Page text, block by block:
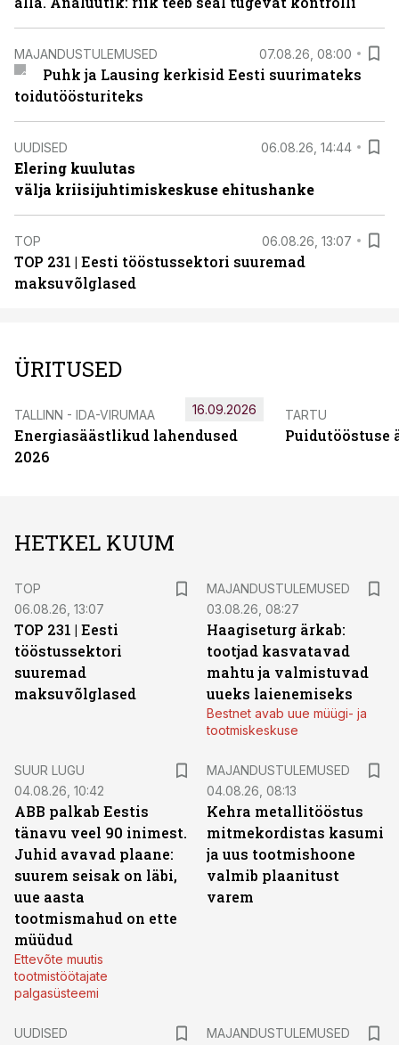
MAJANDUSTULEMUSED 07.08.26, 08:00
Puhk ja Lausing kerkisid Eesti suurimateks
toidutöösturiteks
UUDISED 06.08.26, 14:44
Elering kuulutas
välja kriisijuhtimiskeskuse ehitushanke
TOP 06.08.26, 13:07
TOP 231 | Eesti tööstussektori suuremad
maksuvõlglased
ÜRITUSED
TALLINN - IDA-VIRUMAA
Energiasäästlikud lahendused
2026
16.09.2026 TARTU
Puidutööstuse
HETKEL KUUM
TOP
06.08.26, 13:07
TOP 231 | Eesti
tööstussektori
suuremad
maksuvõlglased
MAJANDUSTULEMUSED
03.08.26, 08:27
Haagiseturg ärkab:
tootjad kasvatavad
mahtu ja valmistuvad
uueks laienemiseks
Bestnet avab uue müügi- ja
tootmiskeskuse
SUUR LUGU
04.08.26, 10:42
ABB palkab Eestis
tänavu veel 90 inimest.
Juhid avavad plaane:
suurem seisak on läbi,
uue aasta
tootmismahud on ette
müüdud
Ettevõte muutis
tootmistöötajate
palgasüsteemi
MAJANDUSTULEMUSED
04.08.26, 08:13
Kehra metallitööstus
mitmekordistas kasumi
ja uus tootmishoone
valmib plaanitust
varem
UUDISED MAJANDUSTULEMUSED